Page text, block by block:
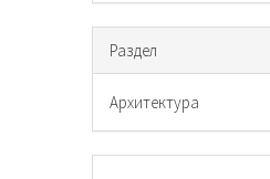
Раздел
Архитектура